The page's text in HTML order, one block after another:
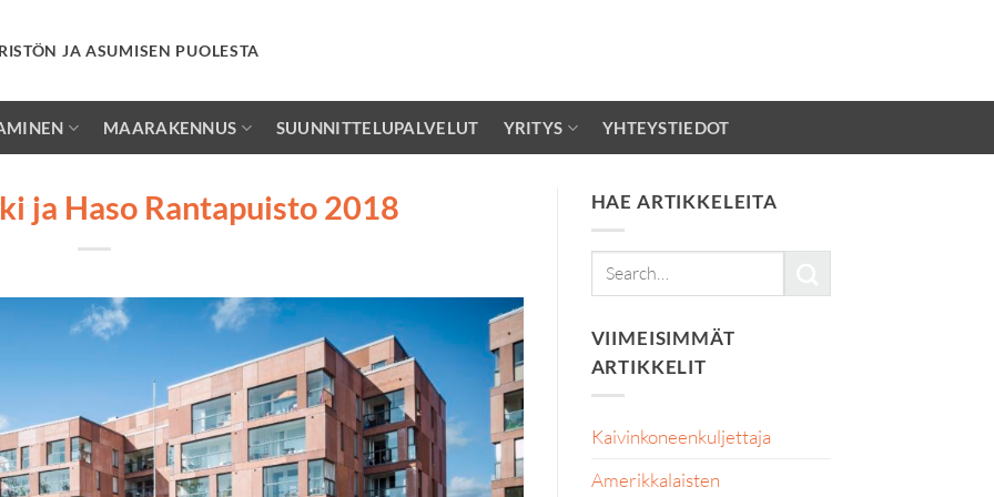
JA ASUMISEN PUOLESTA
MAARAKENNUS SUUNNITTELUPALVELUT YRITYS YHTEYSTIEDOT
ja Haso Rantapuisto 2018 HAE ARTIKKELEITA
VIIMEISIMMÄT
ARTIKKELIT
Kaivinkoneenkuljettaja
Amerikkalaisten